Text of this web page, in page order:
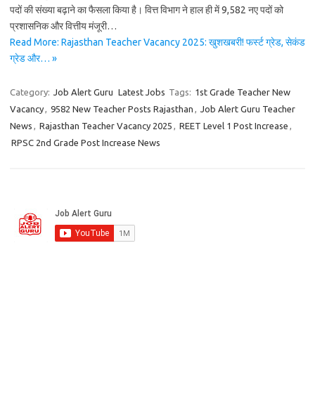
पदों की संख्या बढ़ाने का फैसला किया है। वित्त विभाग ने हाल ही में 9,582 नए पदों को
प्रशासनिक और वित्तीय मंजूरी…
Read More: Rajasthan Teacher Vacancy 2025: खुशखबरी! फर्स्ट ग्रेड, सेकंड
ग्रेड और… »
Category: Job Alert Guru Latest Jobs Tags: 1st Grade Teacher New
Vacancy, 9582 New Teacher Posts Rajasthan , Job Alert Guru Teacher
News , Rajasthan Teacher Vacancy 2025 , REET Level 1 Post Increase ,
RPSC 2nd Grade Post Increase News